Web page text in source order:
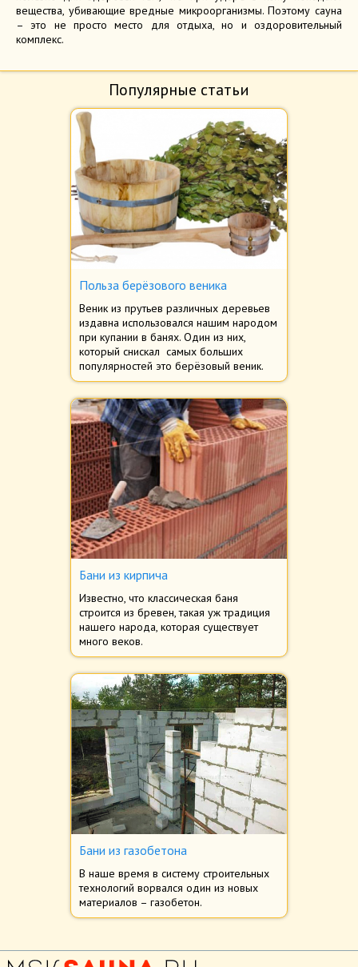
вещества, убивающие вредные микроорганизмы. Поэтому сауна
– это не просто место для отдыха, но и оздоровительный
комплекс.
Популярные статьи
Польза берёзового веника
Веник из прутьев различных деревьев
издавна использовался нашим народом
при купании в банях. Один из них,
который снискал самых больших
популярностей это берёзовый веник.
Бани из кирпича
Известно, что классическая баня
строится из бревен, такая уж традиция
нашего народа, которая существует
много веков.
Бани из газобетона
В наше время в систему строительных
технологий ворвался один из новых
материалов – газобетон.